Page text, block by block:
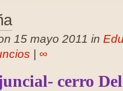
15 mayo 2011 in
∞
cerro